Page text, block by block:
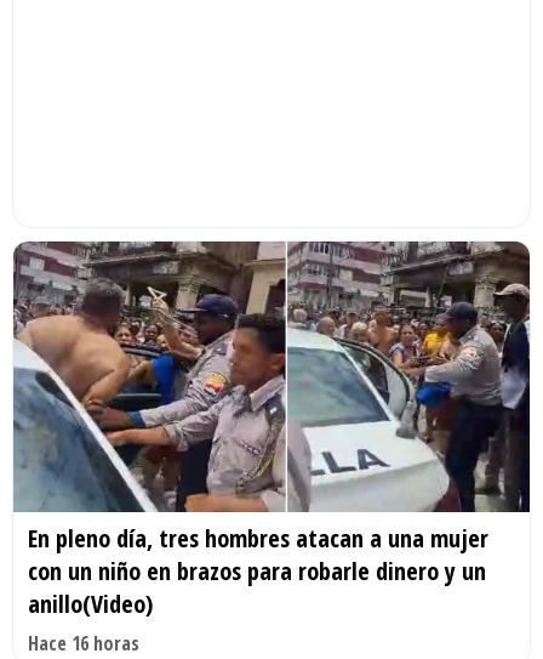
En pleno día, tres hombres atacan a una mujer
con un niño en brazos para robarle dinero y un
anillo(Video)
Hace 16 horas